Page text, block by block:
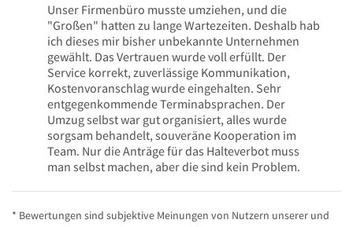
Unser Firmenbüro musste umziehen, und die
"Großen" hatten zu lange Wartezeiten. Deshalb hab
ich dieses mir bisher unbekannte Unternehmen
gewählt. Das Vertrauen wurde voll erfüllt. Der
Service korrekt, zuverlässige Kommunikation,
Kostenvoranschlag wurde eingehalten. Sehr
entgegenkommende Terminabsprachen. Der
Umzug selbst war gut organisiert, alles wurde
sorgsam behandelt, souveräne Kooperation im
Team. Nur die Anträge für das Halteverbot muss
man selbst machen, aber die sind kein Problem.
* Bewertungen sind subjektive Meinungen von Nutzern unserer und